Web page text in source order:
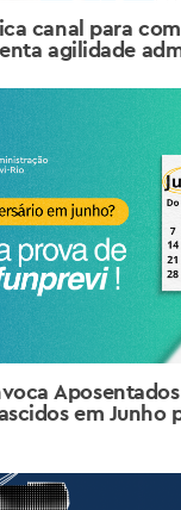
canal para
agilidade
em Junho